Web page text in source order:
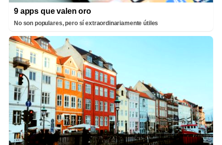
9 apps que valen oro
No son populares, pero sí extraordinariamente útiles